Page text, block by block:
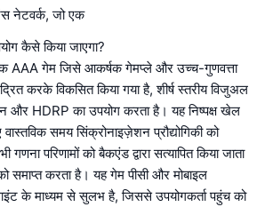
नेटवर्क, जो एक
कैसे किया जाएगा?
AAA गेम जिसे आकर्षक गेमप्ले और उच्च-गुणवत्ता
करके विकसित किया गया है, शीर्ष स्तरीय विजुअल
और HDRP का उपयोग करता है। यह निष्पक्ष खेल
समय सिंक्रोनाइज़ेशन प्रौद्योगिकी को
परिणामों को बैकएंड द्वारा सत्यापित किया जाता
समाप्त करता है। यह गेम पीसी और मोबाइल
के माध्यम से सुलभ है, जिससे उपयोगकर्ता पहुंच को